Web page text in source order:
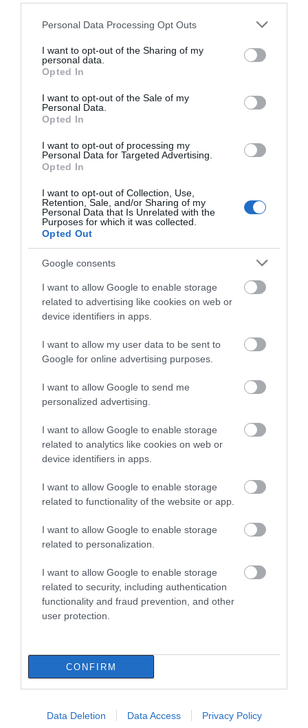
Please note that this website/app uses one or more Google
not limited to your visit or usage behaviour. You may click to
grant or deny consent to Google and its third-party tags to
use your data for below specified purposes in below Google
consent section.
Personal Data Processing Opt Outs
I want to opt-out of the Sharing of my
personal data.
Opted In
I want to opt-out of the Sale of my
Personal Data.
Opted In
I want to opt-out of processing my
Personal Data for Targeted Advertising.
Opted In
I want to opt-out of Collection, Use,
Retention, Sale, and/or Sharing of my
Personal Data that Is Unrelated with the
Purposes for which it was collected.
Opted Out
Google consents
I want to allow Google to enable storage
related to advertising like cookies on web or
device identifiers in apps.
I want to allow my user data to be sent to
Google for online advertising purposes.
I want to allow Google to send me
personalized advertising.
I want to allow Google to enable storage
related to analytics like cookies on web or
device identifiers in apps.
I want to allow Google to enable storage
related to functionality of the website or app.
I want to allow Google to enable storage
related to personalization.
I want to allow Google to enable storage
related to security, including authentication
functionality and fraud prevention, and other
user protection.
CONFIRM
Data Deletion Data Access Privacy Policy
Ο λόγος που τηγανίζουμε ψάρια
του Σωτήρος – Πως θα κάνετε το
06.08.2026 | 20:20
Θρήνος στην Εύβοια: Έφυγε από
τη ζωή ο 37χρονος που είχε
τροχαίο με αγριογούρουνο
Νέο σοβαρό τροχαίο στην Εύβοια:
Τούμπαρε αυτοκίνητο
06.08.2026 | 20:00
Έσπασαν πιάτα στο κεφάλι του
Αταμάν – Βίντεο από τη Σύμη
06.08.2026 | 19:40
Φωτιά στη Σκύρο: Συνεχίζει να
καίει στο Νησί, συγκλονιστική
βίντεο
06.08.2026 | 19:40
Ξεκινάει τεράστιο έργο αξίας
2.425.000€ στην Εύβοια – Δείτε
06.08.2026 | 19:20
δυνάμεις της
Πυροσβεστικής
Φωτιά στη Σκύρο:
Δύσκολη νύχτα για την
Καλαμίτσα – Νέες
εικόνες και βίντεο
Εύβοια: Με κατάνυξη
και πλήθος κόσμου η
Ωρεούς – Παρών ο
Θανάσης Ζεμπίλης
κοπέλα που έπεσε από
την γέφυρα: Τα
Νεότερα για τη Φωτιά
στη Σκύρο: Κινδύνευσε
κτηνοτροφική μονάδα